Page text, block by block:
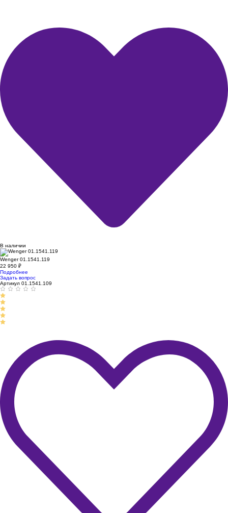
В наличии
Wenger 01.1541.119
22 950 ₽
Подробнее
Задать вопрос
Артикул 01.1541.109